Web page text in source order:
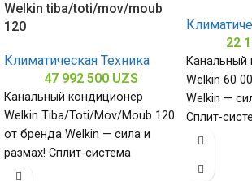
Welkin tiba/toti/mov/moub
120
Климатическая Техника
47 992 500 UZS
Канальный кондиционер
Welkin Tiba/Toti/Mov/Moub 120
от бренда Welkin — сила и
размах! Сплит-система
мощностью 120 000 БТЕ для
22
Канальный
Welkin 60
Welkin —
Сплит-
60000 БТЕ